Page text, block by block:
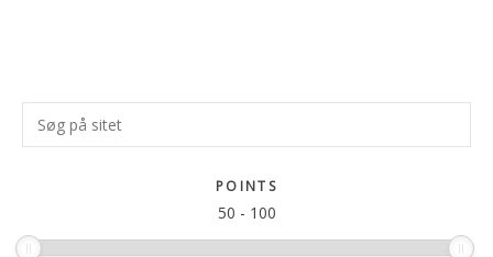
Primær
Sidebar
Søg
på
POINTS
50 - 100